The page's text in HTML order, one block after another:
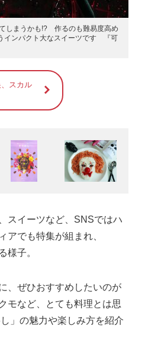
しまうかも!? 作るのも難易度高め
インパクト大なスイーツです 『可
、スカル
スイーツなど、SNSではハ
アでも特集が組まれ、
様子。
、ぜひおすすめしたいのが
モなど、とても料理とは思
」の魅力や楽しみ方を紹介